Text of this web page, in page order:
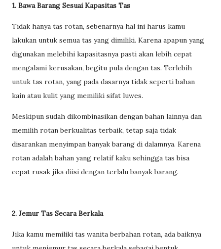
1. Bawa Barang Sesuai Kapasitas Tas
Tidak hanya tas rotan, sebenarnya hal ini harus kamu
lakukan untuk semua tas yang dimiliki. Karena apapun yang
digunakan melebihi kapasitasnya pasti akan lebih cepat
mengalami kerusakan, begitu pula dengan tas. Terlebih
untuk tas rotan, yang pada dasarnya tidak seperti bahan
kain atau kulit yang memiliki sifat luwes.
Meskipun sudah dikombinasikan dengan bahan lainnya dan
memilih rotan berkualitas terbaik, tetap saja tidak
disarankan menyimpan banyak barang di dalamnya. Karena
rotan adalah bahan yang relatif kaku sehingga tas bisa
cepat rusak jika diisi dengan terlalu banyak barang.
2. Jemur Tas Secara Berkala
Jika kamu memiliki tas wanita berbahan rotan, ada baiknya